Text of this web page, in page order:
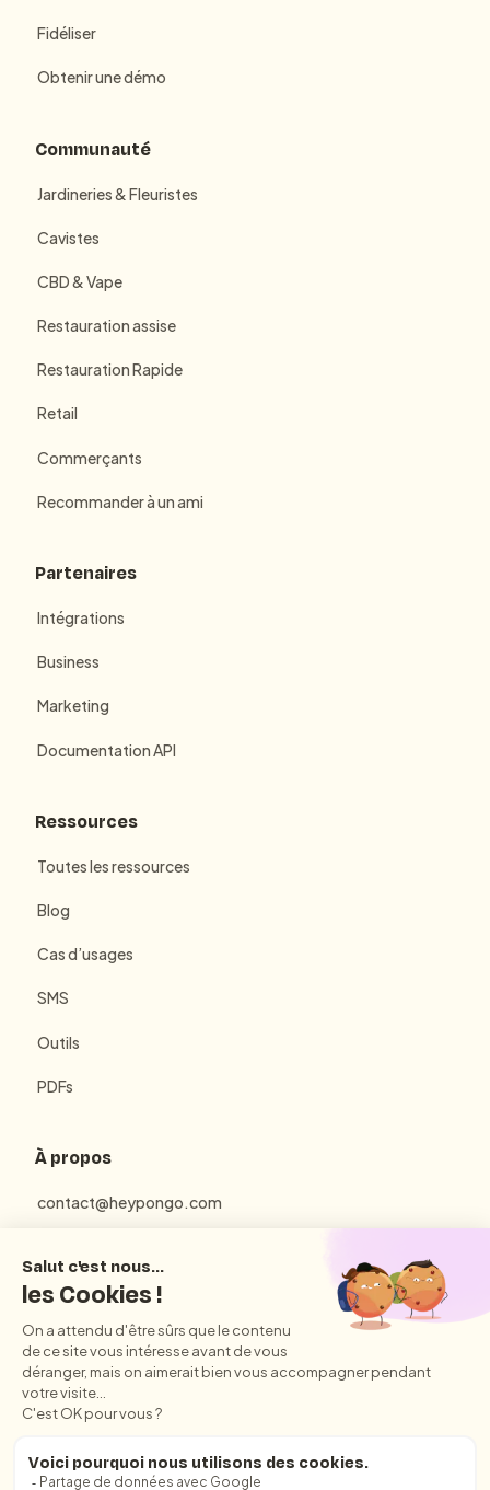
Fidéliser
Obtenir une démo
Communauté
Jardineries & Fleuristes
Cavistes
CBD & Vape
Restauration assise
Restauration Rapide
Retail
Commerçants
Recommander à un ami
Partenaires
Intégrations
Business
Marketing
Documentation API
Ressources
Toutes les ressources
Blog
Cas d’usages
SMS
Outils
PDFs
À propos
contact@heypongo.com
Politique de Confidentialité
Conditions Générales d'Utilisation et de Vente